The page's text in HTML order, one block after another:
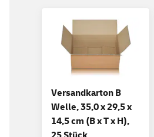
Versandkarton B
Welle, 35,0 x 29,5 x
14,5 cm (B x T x H),